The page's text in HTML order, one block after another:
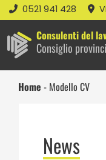
0521 941 428
Consulenti del
Consiglio
Home - Modello CV
News